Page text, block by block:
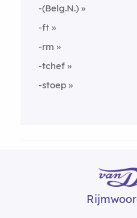
-(Belg.N.)
-ft
-rm
-tchef
-stoep